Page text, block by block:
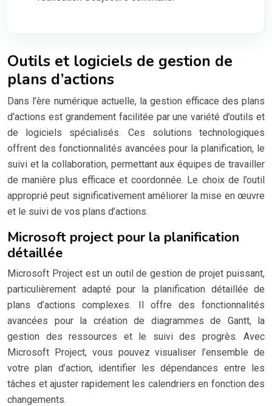
Outils et logiciels de gestion de
plans d’actions
Dans l’ère numérique actuelle, la gestion efficace des plans
d’actions est grandement facilitée par une variété d’outils et
de logiciels spécialisés. Ces solutions technologiques
offrent des fonctionnalités avancées pour la planification, le
suivi et la collaboration, permettant aux équipes de travailler
de manière plus efficace et coordonnée. Le choix de l’outil
approprié peut significativement améliorer la mise en œuvre
et le suivi de vos plans d’actions.
Microsoft project pour la planification
détaillée
Microsoft Project est un outil de gestion de projet puissant,
particulièrement adapté pour la planification détaillée de
plans d’actions complexes. Il offre des fonctionnalités
avancées pour la création de diagrammes de Gantt, la
gestion des ressources et le suivi des progrès. Avec
Microsoft Project, vous pouvez visualiser l’ensemble de
votre plan d’action, identifier les dépendances entre les
tâches et ajuster rapidement les calendriers en fonction des
changements.